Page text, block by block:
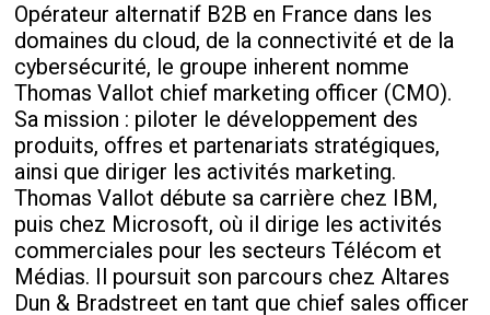
Opérateur alternatif B2B en France dans les
domaines du cloud, de la connectivité et de la
cybersécurité, le groupe inherent nomme
Thomas Vallot chief marketing officer (CMO).
Sa mission : piloter le développement des
produits, offres et partenariats stratégiques,
ainsi que diriger les activités marketing.
Thomas Vallot débute sa carrière chez IBM,
puis chez Microsoft, où il dirige les activités
commerciales pour les secteurs Télécom et
Médias. Il poursuit son parcours chez Altares
Dun & Bradstreet en tant que chief sales officer